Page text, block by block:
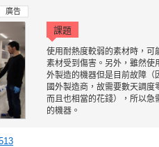
廣告
課題
使用耐熱度較弱的素材時，可
素材受到傷害。另外，雖然使
外製造的機器但是目前故障（
國外製造商，故需要數天調度
而且也相當的花錢），所以急
的機器。